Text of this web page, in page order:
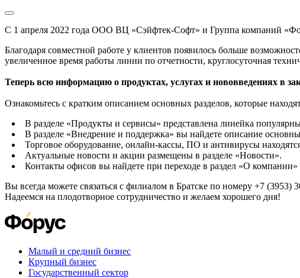
С 1 апреля 2022 года ООО ВЦ «Сэйфтек-Софт» и Группа компаний
Благодаря совместной работе у клиентов появилось больше
увеличенное время работы линии по отчетности, круглосуточная
Теперь всю информацию о продуктах, услугах и нововведениях в
Ознакомьтесь с кратким описанием основных разделов, которые
В разделе «Продукты и сервисы» представлена линейка
В разделе «Внедрение и поддержка» вы найдете описание
Торговое оборудование, онлайн-кассы, ПО и антивирусы
Актуальные новости и акции размещены в разделе «Новости».
Контакты офисов вы найдете при переходе в раздел «О
Вы всегда можете связаться с филиалом в Братске по номеру +7 (3953)
Надеемся на плодотворное сотрудничество и желаем хорошего дня!
Малый и средний бизнес
Крупный бизнес
Государственный сектор